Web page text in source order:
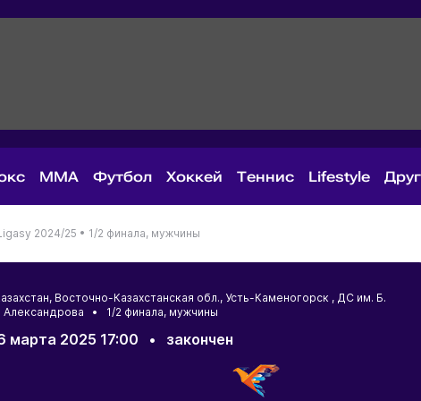
MMA Футбол Хоккей Теннис Lifestyle
2024/25 • 1/2 финала, мужчины
, Восточно-Казахстанская обл., Усть-Каменогорск , ДС им. Б.
Александрова • 1/2 финала, мужчины
марта 2025 17:00 • закончен